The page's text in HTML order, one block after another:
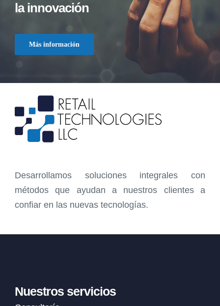
la innovación
Más información
Desarrollamos soluciones integrales con
métodos que ayudan a nuestros clientes a
confiar en las nuevas tecnologías.
Nuestros servicios